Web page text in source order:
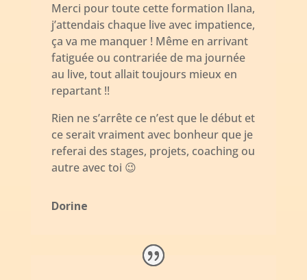
Merci pour toute cette formation Ilana,
j’attendais chaque live avec impatience,
ça va me manquer ! Même en arrivant
fatiguée ou contrariée de ma journée
au live, tout allait toujours mieux en
repartant !!
Rien ne s’arrête ce n’est que le début et
ce serait vraiment avec bonheur que je
referai des stages, projets, coaching ou
autre avec toi 😉
Dorine